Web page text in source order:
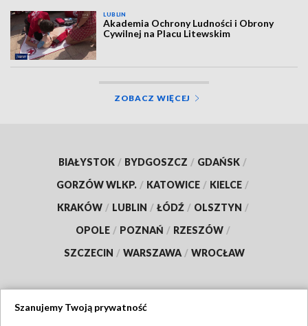
LUBLIN
Akademia Ochrony Ludności i Obrony
Cywilnej na Placu Litewskim
ZOBACZ WIĘCEJ
BIAŁYSTOK / BYDGOSZCZ / GDAŃSK /
GORZÓW WLKP. / KATOWICE / KIELCE /
KRAKÓW / LUBLIN / ŁÓDŹ / OLSZTYN /
OPOLE / POZNAŃ / RZESZÓW /
SZCZECIN / WARSZAWA / WROCŁAW
Szanujemy Twoją prywatność